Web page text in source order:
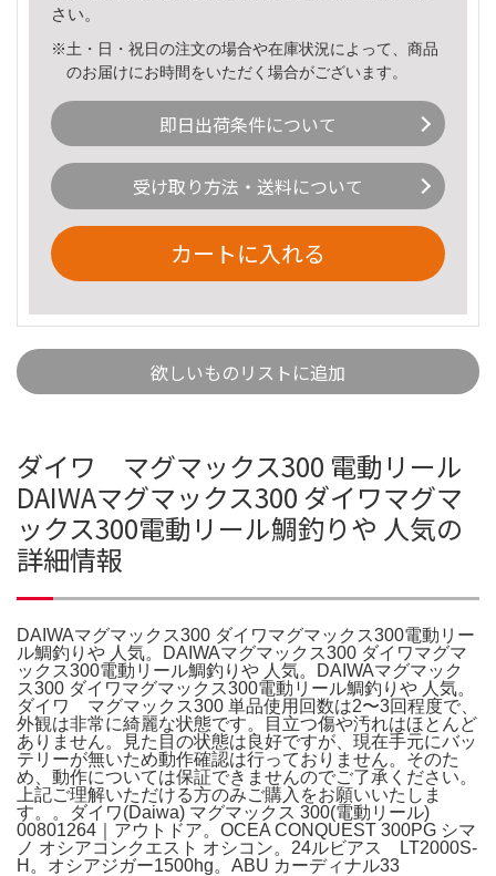
さい。
※土・日・祝日の注文の場合や在庫状況によって、商品
のお届けにお時間をいただく場合がございます。
即日出荷条件について
受け取り方法・送料について
カートに入れる
欲しいものリストに追加
ダイワ マグマックス300 電動リール
DAIWAマグマックス300 ダイワマグマ
ックス300電動リール鯛釣りや 人気の
詳細情報
DAIWAマグマックス300 ダイワマグマックス300電動リー
ル鯛釣りや 人気。DAIWAマグマックス300 ダイワマグマ
ックス300電動リール鯛釣りや 人気。DAIWAマグマック
ス300 ダイワマグマックス300電動リール鯛釣りや 人気。
ダイワ マグマックス300 単品使用回数は2〜3回程度で、
外観は非常に綺麗な状態です。目立つ傷や汚れはほとんど
ありません。見た目の状態は良好ですが、現在手元にバッ
テリーが無いため動作確認は行っておりません。そのた
め、動作については保証できませんのでご了承ください。
上記ご理解いただける方のみご購入をお願いいたしま
す。。ダイワ(Daiwa) マグマックス 300(電動リール)
00801264｜アウトドア。OCEA CONQUEST 300PG シマ
ノ オシアコンクエスト オシコン。24ルビアス LT2000S-
H。オシアジガー1500hg。ABU カーディナル33